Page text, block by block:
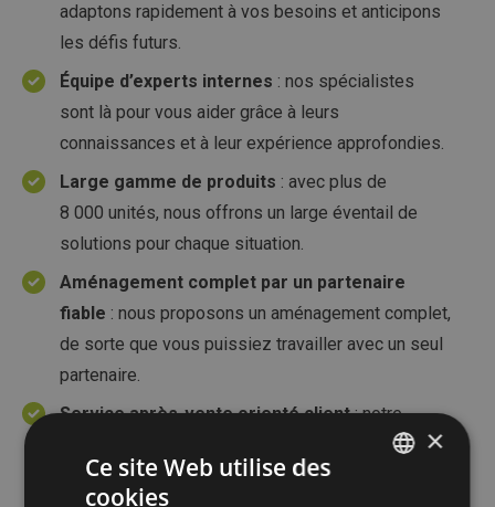
adaptons rapidement à vos besoins et anticipons
les défis futurs.
Équipe d’experts internes : nos spécialistes
sont là pour vous aider grâce à leurs
connaissances et à leur expérience approfondies.
Large gamme de produits : avec plus de
8 000 unités, nous offrons un large éventail de
solutions pour chaque situation.
Aménagement complet par un partenaire
fiable : nous proposons un aménagement complet,
de sorte que vous puissiez travailler avec un seul
partenaire.
Service après-vente orienté client: notre
équipe vous assure un excellent service orienté
client et un service après-vente fiable.
×
Ce site Web utilise des
cookies